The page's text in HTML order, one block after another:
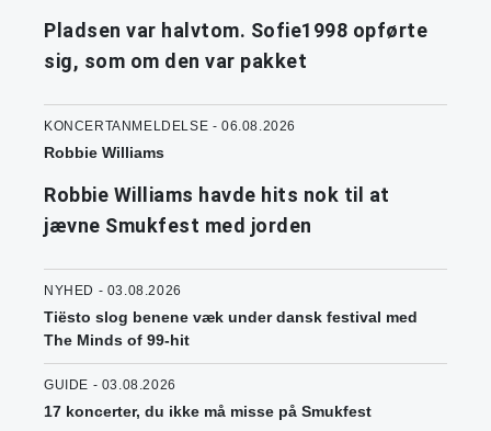
Pladsen var halvtom. Sofie1998 opførte
sig, som om den var pakket
KONCERTANMELDELSE - 06.08.2026
Robbie Williams
Robbie Williams havde hits nok til at
jævne Smukfest med jorden
NYHED - 03.08.2026
Tiësto slog benene væk under dansk festival med
The Minds of 99-hit
GUIDE - 03.08.2026
17 koncerter, du ikke må misse på Smukfest